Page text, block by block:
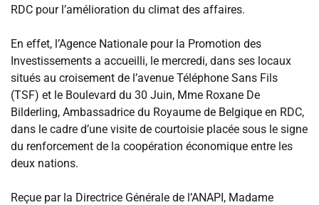
RDC pour l’amélioration du climat des affaires.
‎En effet, l’Agence Nationale pour la Promotion des
Investissements a accueilli, le mercredi, dans ses locaux
situés au croisement de l’avenue Téléphone Sans Fils
(TSF) et le Boulevard du 30 Juin, Mme Roxane De
Bilderling, Ambassadrice du Royaume de Belgique en RDC,
dans le cadre d’une visite de courtoisie placée sous le signe
du renforcement de la coopération économique entre les
deux nations.
‎Reçue par la Directrice Générale de l’ANAPI, Madame